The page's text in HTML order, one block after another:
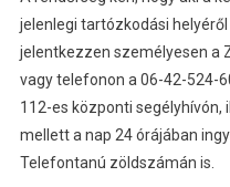
jelenlegi tartózkodási
jelentkezzen személyesen a
vagy telefonon a 06-42-524-
112-es központi
mellett a nap 24 órájában
Telefontanú zöldszámán is.